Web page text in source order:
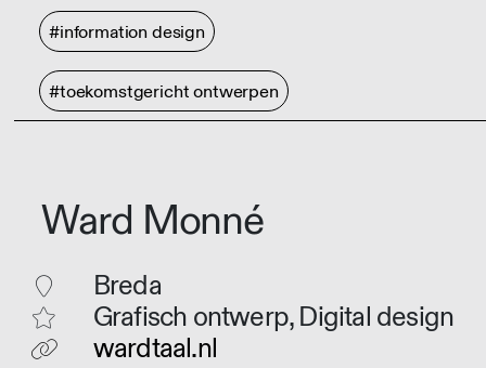
#information design
#toekomstgericht ontwerpen
Ward Monné
Breda
Grafisch ontwerp, Digital design
wardtaal.nl